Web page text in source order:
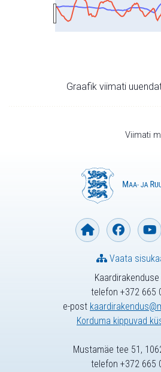
Graafik viimati
Viimati
telefon +372 665
e-post
Korduma kippuvad
Vaata
Mustamäe tee 51,
telefon +372 665